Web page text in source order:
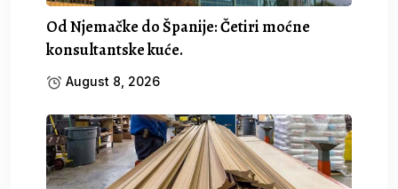
Od Njemačke do Španije: Četiri moćne
konsultantske kuće.
August 8, 2026